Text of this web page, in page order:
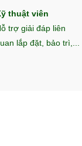
thuật viên
trợ giải đáp liên
lắp đặt, bảo trì,...